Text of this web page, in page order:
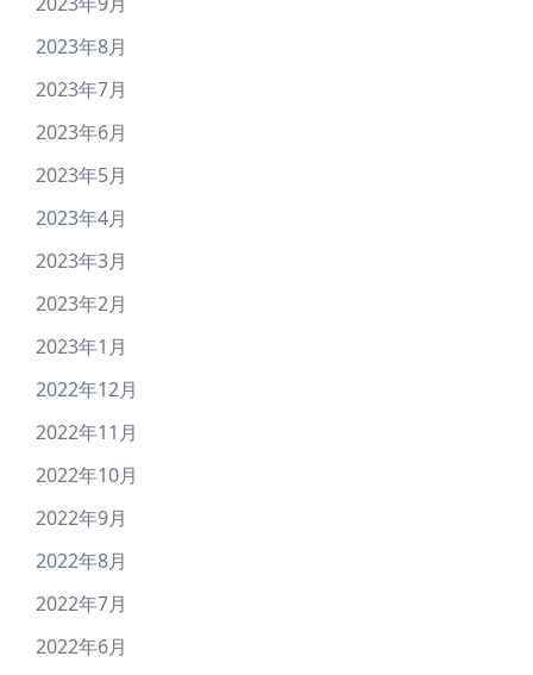
2023年8月
2023年7月
2023年6月
2023年5月
2023年4月
2023年3月
2023年2月
2023年1月
2022年12月
2022年11月
2022年10月
2022年9月
2022年8月
2022年7月
2022年6月